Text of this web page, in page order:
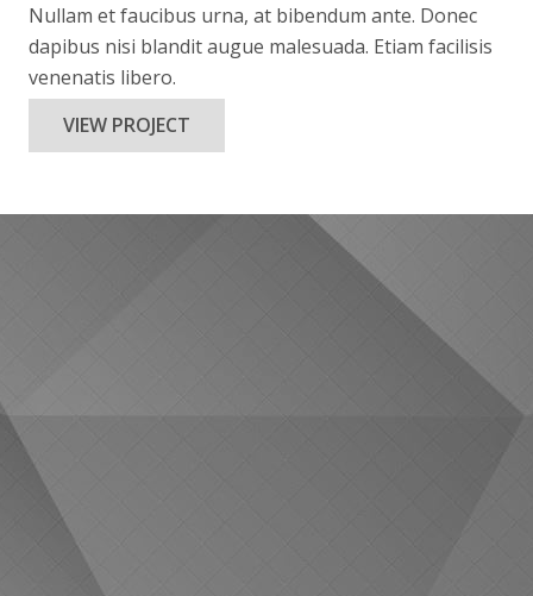
Nullam et faucibus urna, at bibendum ante. Donec
dapibus nisi blandit augue malesuada. Etiam facilisis
venenatis libero.
VIEW PROJECT